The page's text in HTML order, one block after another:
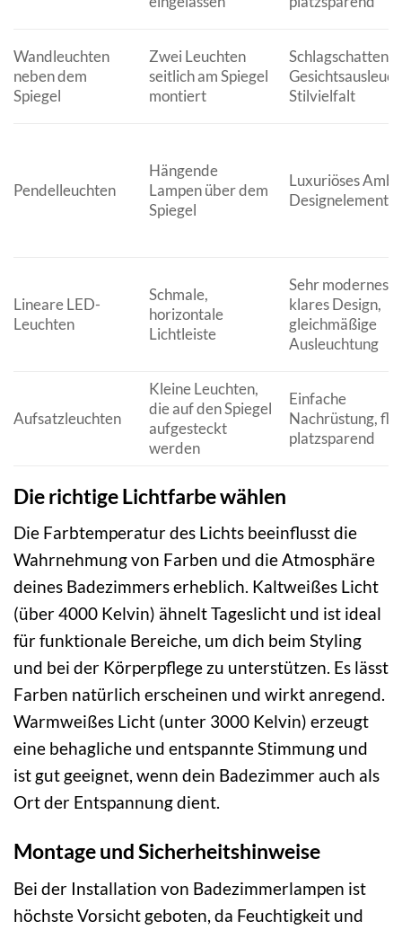
Wandleuchten
neben dem
Spiegel
Zwei Leuchten
seitlich am Spiegel
montiert
Stilvielfalt
Pendelleuchten
Hängende
Lampen über dem
Spiegel
Luxuriöses
Designelement
Lineare LED-
Leuchten
Schmale,
horizontale
Lichtleiste
Sehr modernes
klares Design,
gleichmäßige
Ausleuchtung
Aufsatzleuchten
Kleine Leuchten,
die auf den Spiegel
aufgesteckt
werden
Einfache
Nachrüstung,
platzsparend
Die richtige Lichtfarbe wählen
Die Farbtemperatur des Lichts beeinflusst die
Wahrnehmung von Farben und die Atmosphäre
deines Badezimmers erheblich. Kaltweißes Licht
(über 4000 Kelvin) ähnelt Tageslicht und ist ideal
für funktionale Bereiche, um dich beim Styling
und bei der Körperpflege zu unterstützen. Es lässt
Farben natürlich erscheinen und wirkt anregend.
Warmweißes Licht (unter 3000 Kelvin) erzeugt
eine behagliche und entspannte Stimmung und
ist gut geeignet, wenn dein Badezimmer auch als
Ort der Entspannung dient.
Montage und Sicherheitshinweise
Bei der Installation von Badezimmerlampen ist
höchste Vorsicht geboten, da Feuchtigkeit und